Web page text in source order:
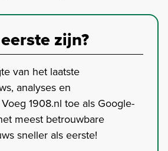
zijn?
van het laatste
analyses en
1908.nl toe als Google-
meest betrouwbare
sneller als eerste!